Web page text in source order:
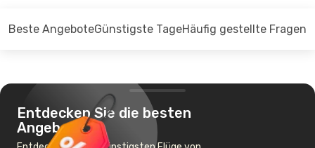
Beste AngeboteGünstigste TageHäufig gestellte Fragen
Entdecken Sie die besten
Angebote